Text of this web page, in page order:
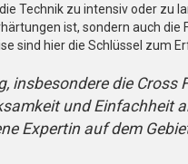
Technik zu intensiv oder zu
ist, sondern auch die
sind hier die Schlüssel zum
insbesondere die Cross
und Einfachheit
Expertin auf dem